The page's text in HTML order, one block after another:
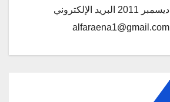
ديسمبر 2011 البريد الإلكتروني
alfaraena1@gmail.com